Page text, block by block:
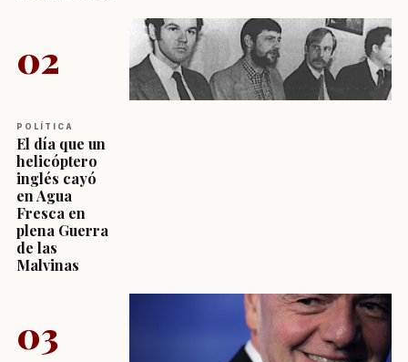
02
POLÍTICA
El día que un
helicóptero
inglés cayó
en Agua
Fresca en
plena Guerra
de las
Malvinas
03